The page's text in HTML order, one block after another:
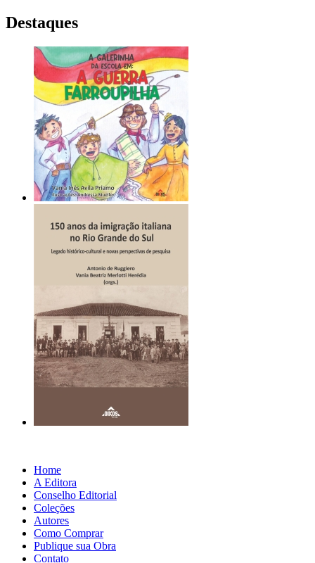
Destaques
Home
A Editora
Conselho Editorial
Coleções
Autores
Como Comprar
Publique sua Obra
Contato